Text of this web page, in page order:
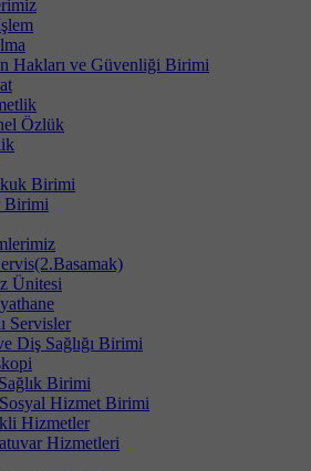
Hakları ve Güvenliği Birimi
Özlük
Birimi
Birimi
Ünitesi
Servisler
Diş Sağlığı Birimi
Birimi
Hizmet Birimi
Hizmetler
Hizmetleri